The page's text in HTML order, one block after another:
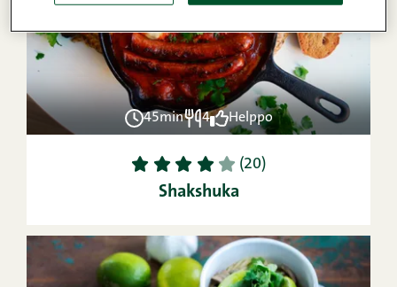
45min 4 Helppo
1 2 3 4 5 (20)
Shakshuka